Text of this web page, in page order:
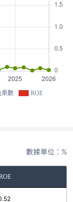
乘數 ROE
數據單位：%